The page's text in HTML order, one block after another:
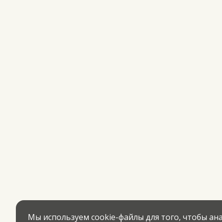
Мы используем cookie-файлы для того, чтобы